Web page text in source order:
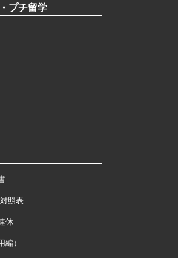
プチ留学
照表
休
編）